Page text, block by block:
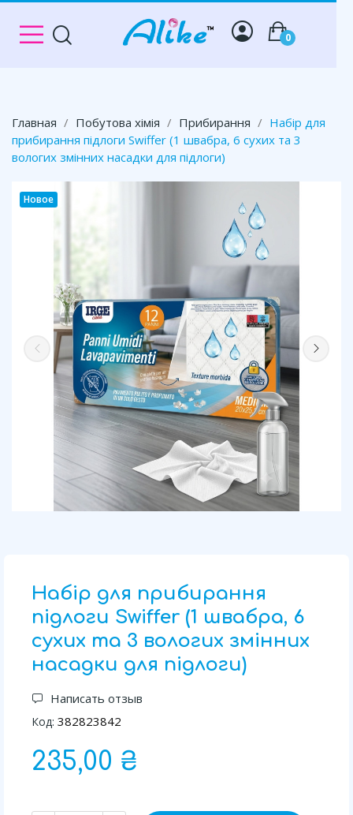
0
Главная Побутова хімія Прибирання
Набір для
прибирання підлоги Swiffer (1 швабра, 6 сухих та 3
вологих змінних насадки для підлоги)
Новое
Набір для прибирання
підлоги Swiffer (1 швабра, 6
сухих та 3 вологих змінних
насадки для підлоги)
Написать отзыв
Код: 382823842
235,00 ₴